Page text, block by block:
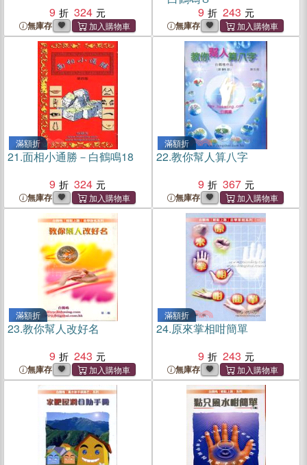
9 324
無庫存
9
243
無庫存
滿額折
21.面相小通勝－白鶴鳴18
9
324
無庫存
滿額折
22.教你幫人算八字
9
367
無庫存
滿額折
23.教你幫人改好名
9
243
無庫存
滿額折
24.原來掌相咁簡單
9
243
無庫存